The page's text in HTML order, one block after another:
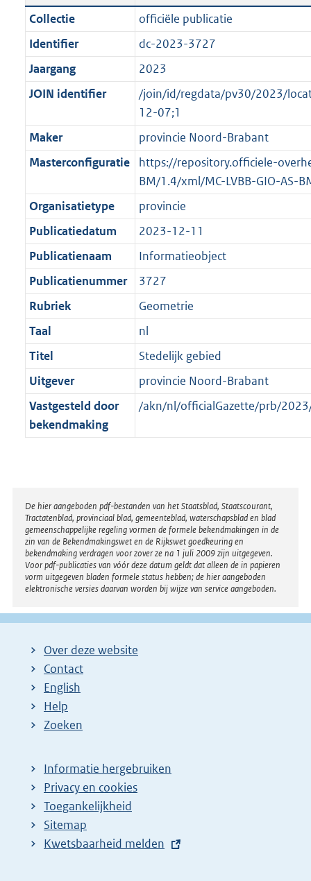
c
a
t
i
e
n
f
o
m
a
a
t
t
e
:
6
9
b
i
c
a
t
i
i
n
f
r
m
a
a
t
t
t
e
:
o
b
e
k
n
d
a
n
d
g
r
o
o
t
t
e
:
2
K
b
Collectie
officiële publicatie
Identifier
dc-2023-3727
Jaargang
2023
JOIN identifier
/join/id/regdata/pv30/2023/
12-07;1
Maker
provincie Noord-Brabant
Masterconfiguratie
https://repository.officiele-
BM/1.4/xml/MC-LVBB-GIO-AS-
Organisatietype
provincie
Publicatiedatum
2023-12-11
Publicatienaam
Informatieobject
Publicatienummer
3727
Rubriek
Geometrie
Taal
nl
Titel
Stedelijk gebied
Uitgever
provincie Noord-Brabant
Vastgesteld door
bekendmaking
/akn/nl/officialGazette/prb/
Disclaimer
De hier aangeboden pdf-bestanden van het Staatsblad, Staatscourant,
Tractatenblad, provinciaal blad, gemeenteblad, waterschapsblad en blad
gemeenschappelijke regeling vormen de formele bekendmakingen in de
zin van de Bekendmakingswet en de Rijkswet goedkeuring en
bekendmaking verdragen voor zover ze na 1 juli 2009 zijn uitgegeven.
Voor pdf-publicaties van vóór deze datum geldt dat alleen de in papieren
vorm uitgegeven bladen formele status hebben; de hier aangeboden
elektronische versies daarvan worden bij wijze van service aangeboden.
Over deze website
Contact
English
Help
Zoeken
Informatie hergebruiken
Privacy en cookies
Toegankelijkheid
Sitemap
E
Kwetsbaarheid melden